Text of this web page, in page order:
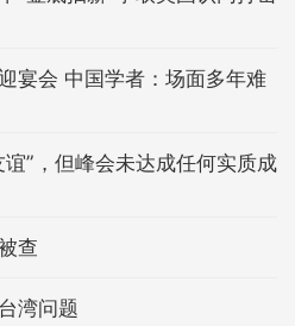
宴会 中国学者：场面多年难
”，但峰会未达成任何实质成
查
湾问题